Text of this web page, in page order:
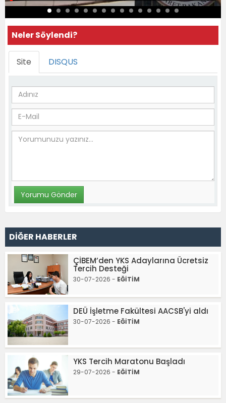
Neler Söylendi?
Site DISQUS
DİĞER HABERLER
ÇİBEM’den YKS Adaylarına Ücretsiz
Tercih Desteği
30-07-2026 - EĞİTİM
DEÜ İşletme Fakültesi AACSB'yi aldı
30-07-2026 - EĞİTİM
YKS Tercih Maratonu Başladı
29-07-2026 - EĞİTİM